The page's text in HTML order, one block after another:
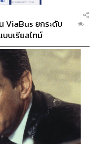
ViaBus ยกระดับ
บเรียลไทม์
...